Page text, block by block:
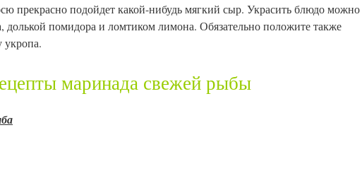
прекрасно подойдет какой-нибудь мягкий сыр. Украсить блюдо можно
долькой помидора и ломтиком лимона. Обязательно положите также
укропа.
маринада свежей рыбы